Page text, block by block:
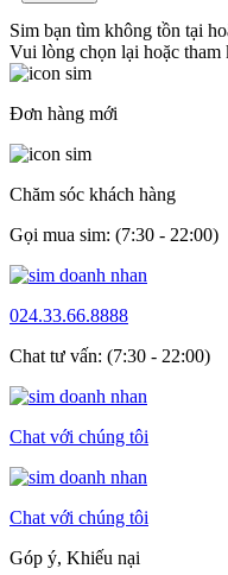
Sim bạn tìm không tồn tại
Vui lòng chọn lại hoặc tham
Đơn hàng mới
Chăm sóc khách hàng
Gọi mua sim: (7:30 - 22:00)
024.33.66.8888
Chat tư vấn: (7:30 - 22:00)
Chat với chúng tôi
Chat với chúng tôi
Góp ý, Khiếu nại